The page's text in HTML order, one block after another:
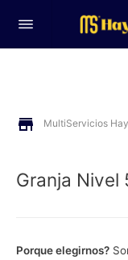
MultiServicios
Granja Nivel
Porque elegirnos?